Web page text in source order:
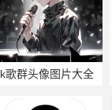
k歌群头像图片大全